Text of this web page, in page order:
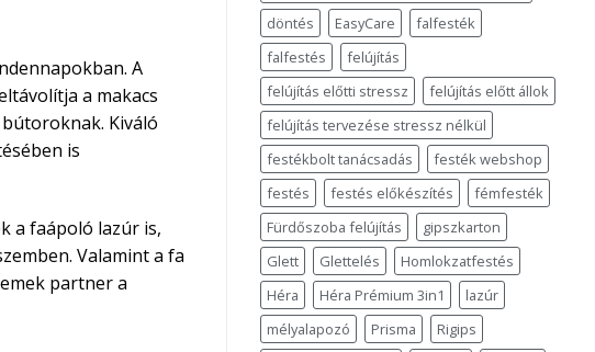
A
a makacs
Kiváló
is
a faápoló lazúr is,
Valamint a fa
partner a
döntés
EasyCare
falfesték
falfestés
felújítás
felújítás előtti stressz
felújítás előtt állok
felújítás tervezése stressz nélkül
festékbolt tanácsadás
festék webshop
festés
festés előkészítés
fémfesték
Fürdőszoba felújítás
gipszkarton
Glett
Glettelés
Homlokzatfestés
Héra
Héra Prémium 3in1
lazúr
mélyalapozó
Prisma
Rigips